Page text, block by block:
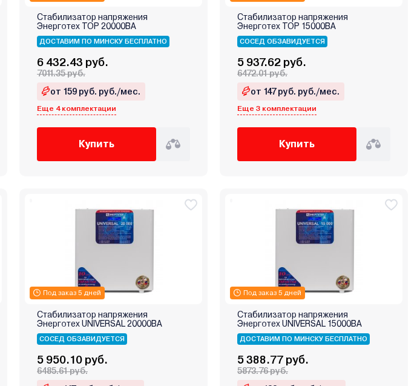
Стабилизатор напряжения
Энерготех TOP 20000ВА
ДОСТАВИМ ПО МИНСКУ БЕСПЛАТНО
6 432.43 руб.
7011.35 руб.
от 159 руб. руб./мес.
Еще 4 комплектации
Купить
Стабилизатор напряжения
Энерготех TOP 15000ВА
СОСЕД ОБЗАВИДУЕТСЯ
5 937.62 руб.
6472.01 руб.
от 147 руб. руб./мес.
Еще 3 комплектации
Купить
Под заказ 5 дней
Стабилизатор напряжения
Энерготех UNIVERSAL 20000ВА
СОСЕД ОБЗАВИДУЕТСЯ
5 950.10 руб.
6485.61 руб.
Под заказ 5 дней
Стабилизатор напряжения
Энерготех UNIVERSAL 15000ВА
ДОСТАВИМ ПО МИНСКУ БЕСПЛАТНО
5 388.77 руб.
5873.76 руб.